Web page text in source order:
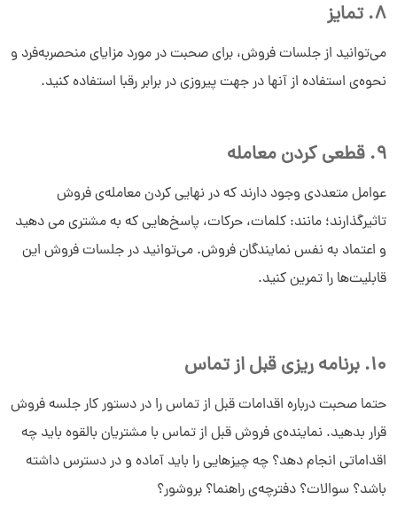
8. تمایز
می‌توانید از جلسات فروش، برای صحبت در مورد مزایای منحصربه‌فرد و
نحوه‌ی استفاده از آنها در جهت پیروزی در برابر رقبا استفاده کنید.
9. قطعی کردن معامله
عوامل متعددی وجود دارند که در نهایی کردن معامله‌ی فروش
تاثیرگذارند؛ مانند: کلمات، حرکات، پاسخ‌هایی که به مشتری می دهید
و اعتماد به نفس نمایندگان فروش. می‌توانید در جلسات فروش این
قابلیت‌ها را تمرین کنید.
10. برنامه ریزی قبل از تماس
حتما صحبت درباره اقدامات قبل از تماس را در دستور کار جلسه فروش
قرار بدهید. نماینده‌ی فروش قبل از تماس با مشتریان بالقوه باید چه
اقداماتی انجام دهد؟ چه چیزهایی را باید آماده و در دسترس داشته
باشد؟ سوالات؟ دفترچه‌ی راهنما؟ بروشور؟